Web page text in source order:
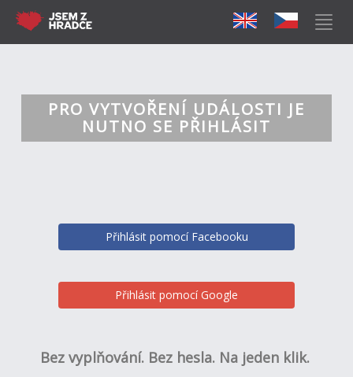
PRO VYTVOŘENÍ UDÁLOSTI JE
NUTNO SE PŘIHLÁSIT
Přihlásit pomocí Facebooku
Přihlásit pomocí Google
Bez vyplňování. Bez hesla. Na jeden klik.